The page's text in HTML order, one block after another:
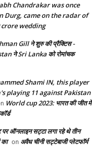
Chandrakar was once
Durg, came on the radar of
crore wedding
Gill ने शुरु की प्रैक्टिस -
ने Sri Lanka को रोमांचक
Shami IN, this player
playing 11 against Pakistan
World cup 2023: भारत की जीत में
पर ऑनलाइन सट्टा लगा रहे थे तीन
on अवैध चीनी सट्टेबाजी प्लेटफॉर्म